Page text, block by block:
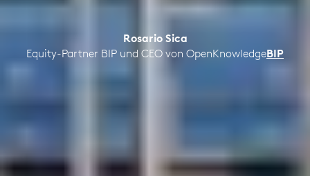
Rosario Sica
Equity-Partner BIP und CEO von OpenKnowledgeBIP